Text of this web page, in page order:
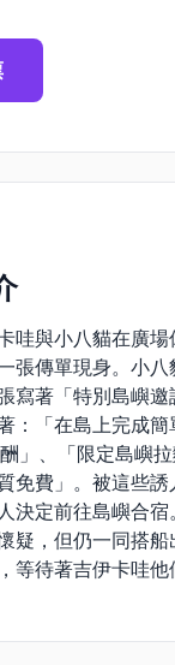
哇與小八貓在廣
張傳單現身。小
寫著「特別島嶼
：「在島上完成
」、「限定島嶼
免費」。被這些誘
決定前往島嶼合
疑，但仍一同搭船
等待著吉伊卡哇他